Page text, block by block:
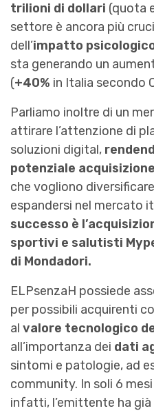
trilioni di dollari (quota
settore è ancora più
dell’impatto
sta generando un
(+40% in Italia secondo
Parliamo inoltre di un
attirare l’attenzione di
soluzioni digital,
potenziale
che vogliono
espandersi nel mercato
successo è
sportivi e salutisti
di Mondadori.
ELPsenzaH possiede
per possibili acquirenti
al valore tecnologico
all’importanza dei dati
sintomi e patologie, ad
community. In soli 6
infatti, l’emittente ha già